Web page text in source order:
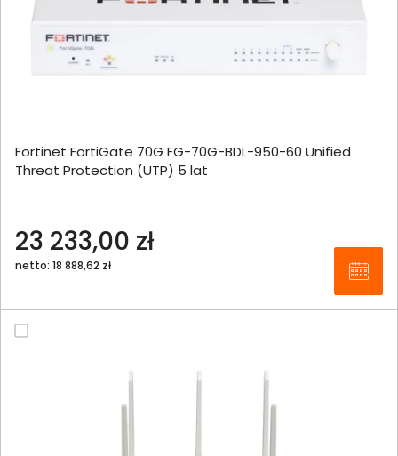
Fortinet FortiGate 70G FG-70G-BDL-950-60 Unified
Threat Protection (UTP) 5 lat
23 233,00 zł
netto: 18 888,62 zł